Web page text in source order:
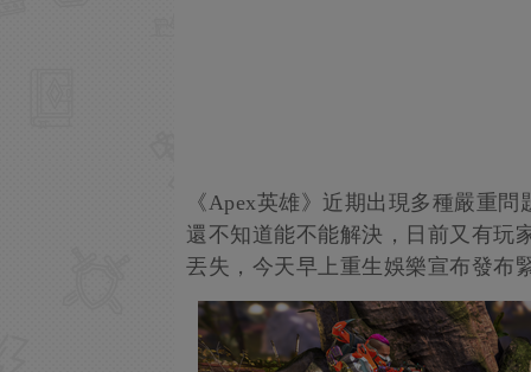
《Apex英雄》近期出現多種嚴重
還不知道能不能解決，日前又有玩
丟失，今天早上重生娛樂宣布發布